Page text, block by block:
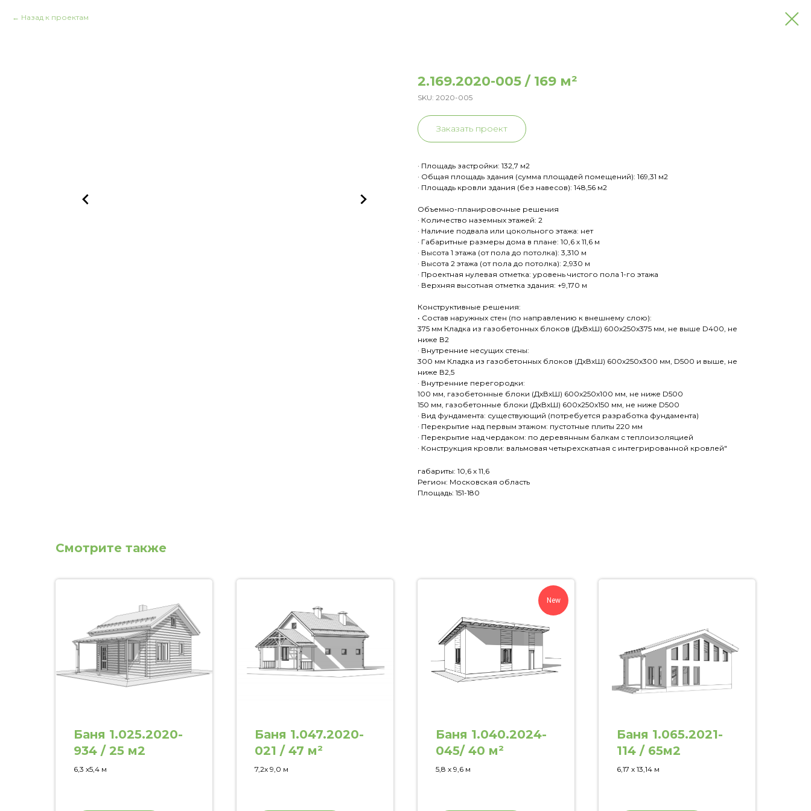
Назад к проектам
2.169.2020-005 / 169 м²
SKU: 2020-005
Заказать проект
· Площадь застройки: 132,7 м2
· Общая площадь здания (сумма площадей помещений): 169,31 м2
· Площадь кровли здания (без навесов): 148,56 м2
Объемно-планировочные решения
· Количество наземных этажей: 2
· Наличие подвала или цокольного этажа: нет
· Габаритные размеры дома в плане: 10,6 х 11,6 м
· Высота 1 этажа (от пола до потолка): 3,310 м
· Высота 2 этажа (от пола до потолка): 2,930 м
· Проектная нулевая отметка: уровень чистого пола 1-го этажа
· Верхняя высотная отметка здания: +9,170 м
Конструктивные решения:
• Состав наружных стен (по направлению к внешнему слою):
375 мм Кладка из газобетонных блоков (ДхВхШ) 600х250х375 мм, не выше D400, не
ниже В2
· Внутренние несущих стены:
300 мм Кладка из газобетонных блоков (ДхВхШ) 600х250х300 мм, D500 и выше, не
ниже В2,5
· Внутренние перегородки:
100 мм, газобетонные блоки (ДхВхШ) 600х250х100 мм, не ниже D500
150 мм, газобетонные блоки (ДхВхШ) 600х250х150 мм, не ниже D500
· Вид фундамента: существующий (потребуется разработка фундамента)
· Перекрытие над первым этажом: пустотные плиты 220 мм
· Перекрытие над чердаком: по деревянным балкам с теплоизоляцией
· Конструкция кровли: вальмовая четырехскатная с интегрированной кровлей"
габариты: 10,6 х 11,6
Регион: Московская область
Площадь: 151-180
Смотрите также
Баня 1.025.2020-
934 / 25 м2
6,3 х5,4 м
Баня 1.047.2020-
021 / 47 м²
7,2х 9,0 м
New
Баня 1.040.2024-
045/ 40 м²
5,8 х 9,6 м
Баня 1.065.2021-
114 / 65м2
6,17 х 13,14 м